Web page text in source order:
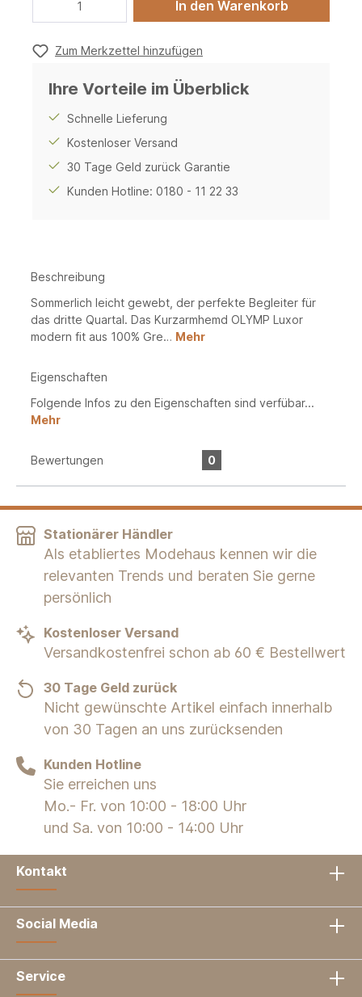
In den Warenkorb
Zum Merkzettel hinzufügen
Ihre Vorteile im Überblick
Schnelle Lieferung
Kostenloser Versand
30 Tage Geld zurück Garantie
Kunden Hotline: 0180 - 11 22 33
Beschreibung
Sommerlich leicht gewebt, der perfekte Begleiter für
das dritte Quartal. Das Kurzarmhemd OLYMP Luxor
modern fit aus 100% Gre… Mehr
Eigenschaften
Folgende Infos zu den Eigenschaften sind verfübar...
Mehr
Bewertungen 0
Stationärer Händler
Als etabliertes Modehaus kennen wir die
relevanten Trends und beraten Sie gerne
persönlich
Kostenloser Versand
Versandkostenfrei schon ab 60 € Bestellwert
30 Tage Geld zurück
Nicht gewünschte Artikel einfach innerhalb
von 30 Tagen an uns zurücksenden
Kunden Hotline
Sie erreichen uns
Mo.- Fr. von 10:00 - 18:00 Uhr
und Sa. von 10:00 - 14:00 Uhr
Kontakt
Social Media
Service